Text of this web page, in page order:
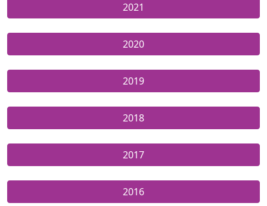
2021
2020
2019
2018
2017
2016